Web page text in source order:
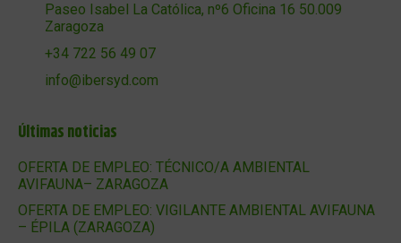
Paseo Isabel La Católica, nº6 Oficina 16 50.009
Zaragoza
+34 722 56 49 07
info@ibersyd.com
Últimas noticias
OFERTA DE EMPLEO: TÉCNICO/A AMBIENTAL
AVIFAUNA– ZARAGOZA
OFERTA DE EMPLEO: VIGILANTE AMBIENTAL AVIFAUNA
– ÉPILA (ZARAGOZA)